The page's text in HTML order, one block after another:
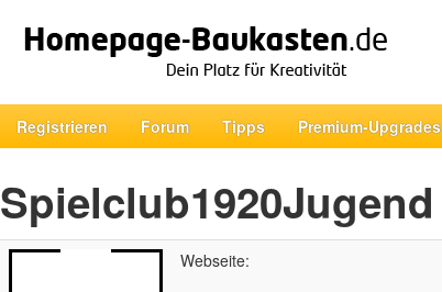
Registrieren Forum Tipps Premium-Upgrades
Spielclub1920Jugend
Webseite: